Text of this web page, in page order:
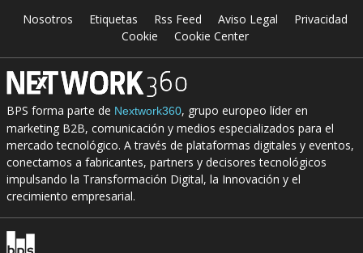
Nosotros Etiquetas Rss Feed Aviso Legal
Privacidad
Cookie
Cookie Center
BPS forma parte de Nextwork360, grupo europeo líder en
marketing B2B, comunicación y medios especializados para el
mercado tecnológico. A través de plataformas digitales y eventos,
conectamos a fabricantes, partners y decisores tecnológicos
impulsando la Transformación Digital, la Innovación y el
crecimiento empresarial.